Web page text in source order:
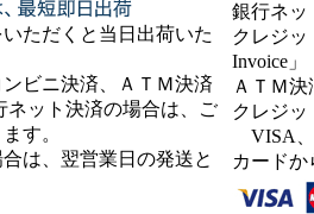
ただくと当日出荷いた
ビニ決済、ＡＴＭ決済
ネット決済の場合は、ご
す。
は、翌営業日の発送と
銀行ネッ
クレジッ
Invoice」
ＡＴＭ
クレジッ
VISA、
カード